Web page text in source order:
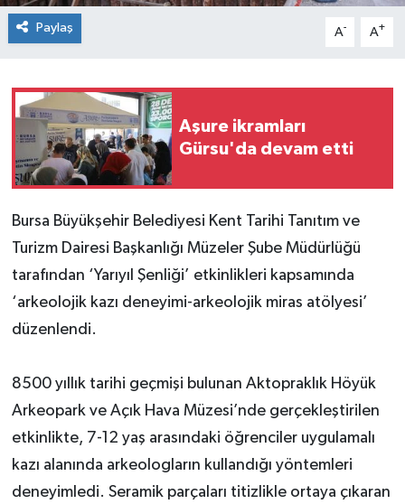
Paylaş A- A+
Aşure ikramları
Gürsu'da devam etti
Bursa Büyükşehir Belediyesi Kent Tarihi Tanıtım ve
Turizm Dairesi Başkanlığı Müzeler Şube Müdürlüğü
tarafından ‘Yarıyıl Şenliği’ etkinlikleri kapsamında
‘arkeolojik kazı deneyimi-arkeolojik miras atölyesi’
düzenlendi.
8500 yıllık tarihi geçmişi bulunan Aktopraklık Höyük
Arkeopark ve Açık Hava Müzesi’nde gerçekleştirilen
etkinlikte, 7-12 yaş arasındaki öğrenciler uygulamalı
kazı alanında arkeologların kullandığı yöntemleri
deneyimledi. Seramik parçaları titizlikle ortaya çıkaran